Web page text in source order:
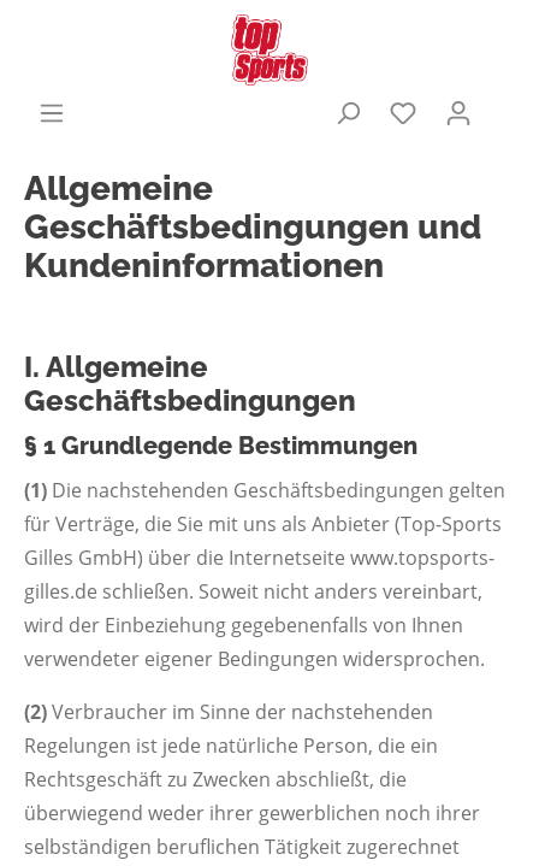
Allgemeine
Geschäftsbedingungen und
Kundeninformationen
I. Allgemeine
Geschäftsbedingungen
§ 1 Grundlegende Bestimmungen
(1) Die nachstehenden Geschäftsbedingungen gelten
für Verträge, die Sie mit uns als Anbieter (Top-Sports
Gilles GmbH) über die Internetseite www.topsports-
gilles.de schließen. Soweit nicht anders vereinbart,
wird der Einbeziehung gegebenenfalls von Ihnen
verwendeter eigener Bedingungen widersprochen.
(2)Verbraucher im Sinne der nachstehenden
Regelungen ist jede natürliche Person, die ein
Rechtsgeschäft zu Zwecken abschließt, die
überwiegend weder ihrer gewerblichen noch ihrer
selbständigen beruflichen Tätigkeit zugerechnet